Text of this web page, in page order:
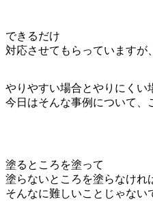
できるだけ
対応させてもらっていますが、
やりやすい場合とやりにくい
今日はそんな事例について、
塗るところを塗って
塗らないところを塗らなけれ
そんなに難しいことじゃない